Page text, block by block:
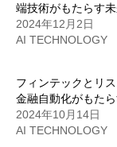
端技術がもたらす
2024年12月2日
AI TECHNOLOGY
フィンテックとリ
金融自動化がもた
2024年10月14日
AI TECHNOLOGY